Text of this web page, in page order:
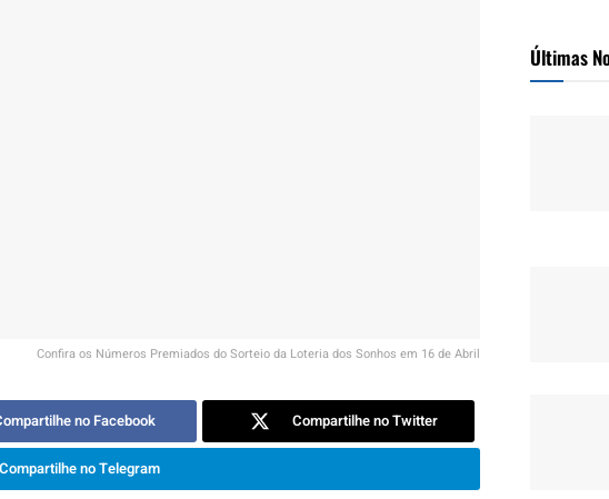
Confira os Números Premiados do Sorteio da Loteria dos Sonhos em 16 de Abril
no Facebook Compartilhe no Twitter
Compartilhe no Telegram
Últimas